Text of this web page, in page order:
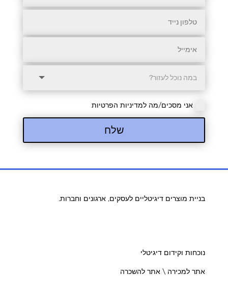
אני מסכים/מה למדיניות הפרטיות
שלח
בניית מוצרים דיגיטליים לעסקים, ארגונים וחברות.
נוכחות וקידום דיגיטלי
אתר למכירה \ אתר להשכרה